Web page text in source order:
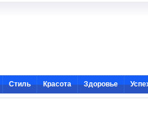
Стиль Красота Здоровье